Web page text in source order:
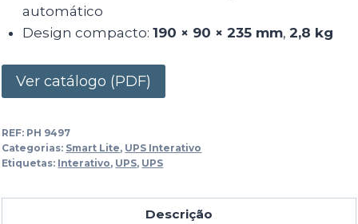
automático
Design compacto: 190 × 90 × 235 mm, 2,8 kg
Ver catálogo (PDF)
REF: PH 9497
Categorias: Smart Lite, UPS Interativo
Etiquetas: Interativo, UPS, UPS
Descrição